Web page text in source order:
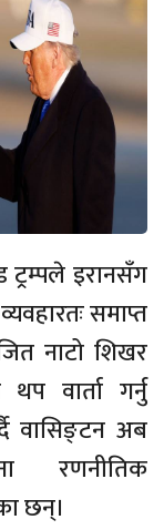
ट्रम्पले इरानसँग
समाप्त
नाटो शिखर
वार्ता गर्नु
वासिङ्टन अब
रणनीतिक
छन्।